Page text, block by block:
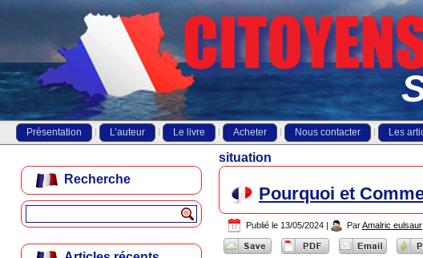
Présentation L’auteur Le livre Acheter Nous contacter Les
Recherche
situation
Pourquoi et
Publié le 13/05/2024 | ParAmalric eulsaur